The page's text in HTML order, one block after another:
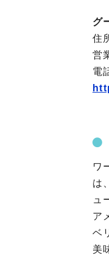
グ
住
営
電
ワ
は
ュ
ア
ベ
美